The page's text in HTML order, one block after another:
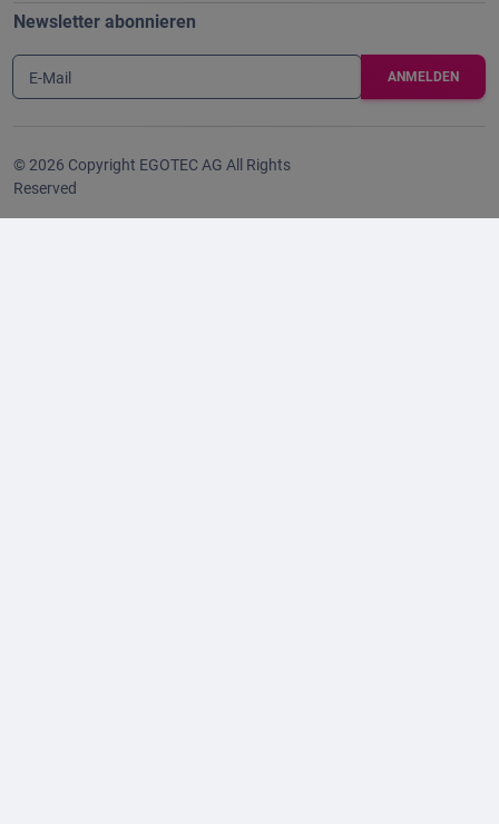
Newsletter abonnieren
E-Mail
© 2026 Copyright EGOTEC AG All Rights
Reserved